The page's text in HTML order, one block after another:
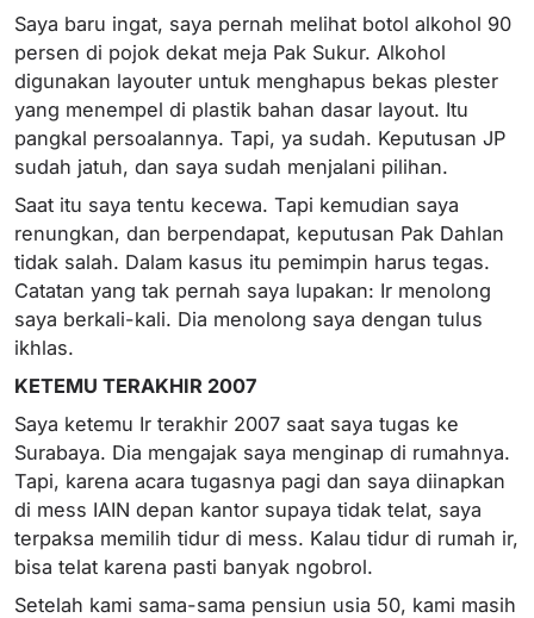
Saya baru ingat, saya pernah melihat botol alkohol 90
persen di pojok dekat meja Pak Sukur. Alkohol
digunakan layouter untuk menghapus bekas plester
yang menempel di plastik bahan dasar layout. Itu
pangkal persoalannya. Tapi, ya sudah. Keputusan JP
sudah jatuh, dan saya sudah menjalani pilihan.
Saat itu saya tentu kecewa. Tapi kemudian saya
renungkan, dan berpendapat, keputusan Pak Dahlan
tidak salah. Dalam kasus itu pemimpin harus tegas.
Catatan yang tak pernah saya lupakan: Ir menolong
saya berkali-kali. Dia menolong saya dengan tulus
ikhlas.
KETEMU TERAKHIR 2007
Saya ketemu Ir terakhir 2007 saat saya tugas ke
Surabaya. Dia mengajak saya menginap di rumahnya.
Tapi, karena acara tugasnya pagi dan saya diinapkan
di mess IAIN depan kantor supaya tidak telat, saya
terpaksa memilih tidur di mess. Kalau tidur di rumah ir,
bisa telat karena pasti banyak ngobrol.
Setelah kami sama-sama pensiun usia 50, kami masih